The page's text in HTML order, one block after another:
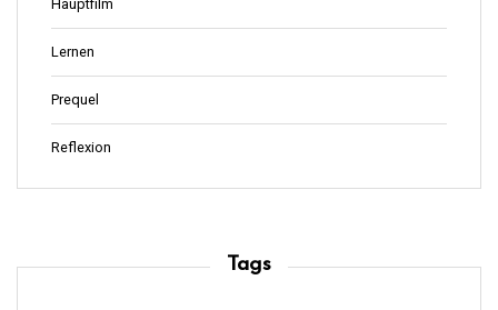
Hauptfilm
Lernen
Prequel
Reflexion
Tags